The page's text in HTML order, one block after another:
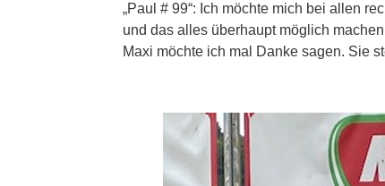
„Paul # 99“: Ich möchte mich bei allen
und das alles überhaupt möglich
Maxi möchte ich mal Danke sagen. Sie